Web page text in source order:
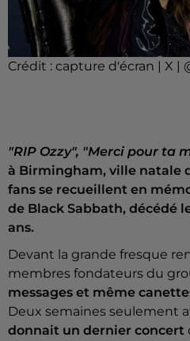
Crédit : capture d'écran | X |
"RIP Ozzy", "Merci pour ta
à Birmingham, ville natale
fans se recueillent en
de Black Sabbath, décédé
ans.
Devant la grande fresque
membres fondateurs du
messages et même
Deux semaines seulement
donnait un dernier concert